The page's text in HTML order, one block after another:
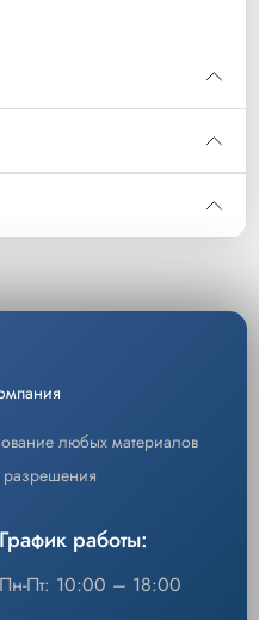
Аппарат ИВЛ NPB 840
любых материалов
разрешения
График работы:
Пн-Пт: 10:00 – 18:00